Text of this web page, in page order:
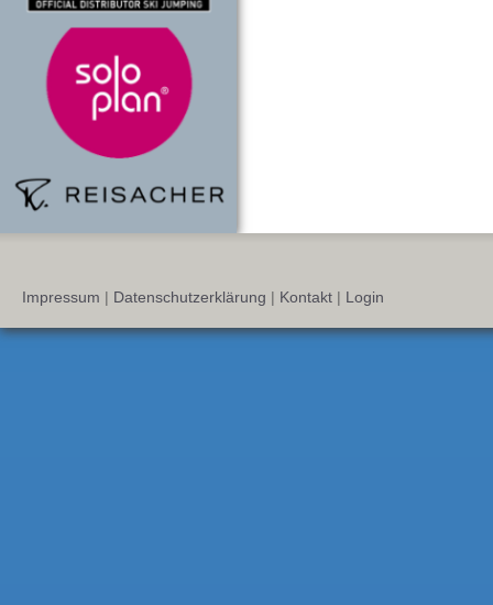
Impressum | Datenschutzerklärung | Kontakt | Login